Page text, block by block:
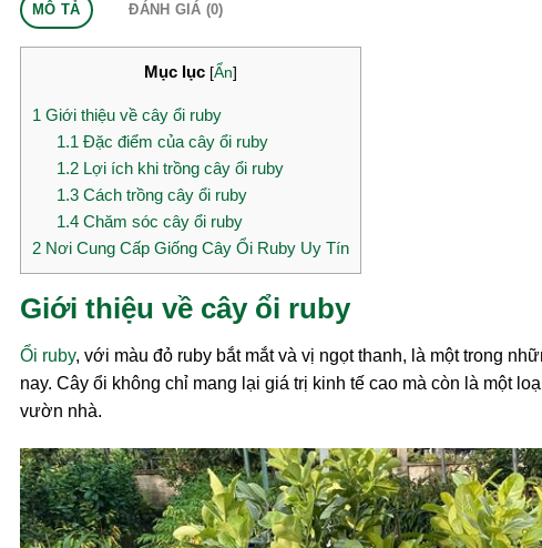
MÔ TẢ ĐÁNH GIÁ (0)
Mục lục [Ẩn]
1 Giới thiệu về cây ổi ruby
1.1 Đặc điểm của cây ổi ruby
1.2 Lợi ích khi trồng cây ổi ruby
1.3 Cách trồng cây ổi ruby
1.4 Chăm sóc cây ổi ruby
2Nơi Cung Cấp Giống Cây Ổi Ruby Uy Tín
Giới thiệu về cây ổi ruby
Ổi ruby, với màu đỏ ruby bắt mắt và vị ngọt thanh, là một trong
nay. Cây ổi không chỉ mang lại giá trị kinh tế cao mà còn là một
vườn nhà.